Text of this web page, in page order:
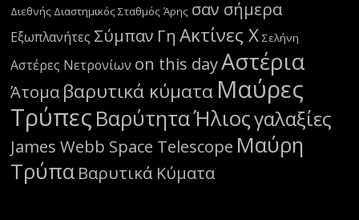
Διεθνής Διαστημικός Σταθμός Άρης σαν σήμερα
Εξωπλανήτες Σύμπαν Γη Ακτίνες Χ Σελήνη
Αστέρες Νετρονίων on this dayΑστέρια
Άτομα βαρυτικά κύματα Μαύρες
Τρύπες ΒαρύτηταΉλιοςγαλαξίες
James Webb Space Telescope Μαύρη
Τρύπα Βαρυτικά Κύματα